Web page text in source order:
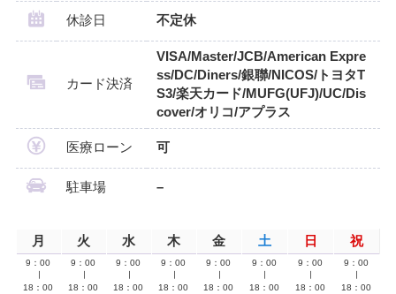
休診日 不定休
カード決済
VISA/Master/JCB/American Expre
ss/DC/Diners/銀聯/NICOS/トヨタT
S3/楽天カード/MUFG(UFJ)/UC/Dis
cover/オリコ/アプラス
医療ローン 可
駐車場 –
月 火 水 木 金 土 日 祝
9：00
18：00
9：00
18：00
9：00
18：00
9：00
18：00
9：00
18：00
9：00
18：00
9：00
18：00
9：00
18：00